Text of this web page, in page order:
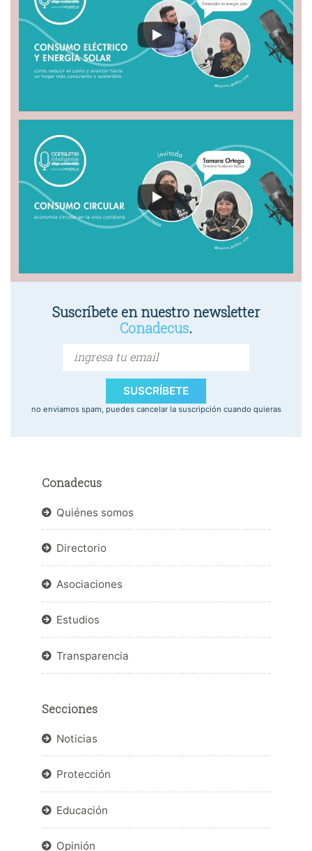
Suscríbete en nuestro newsletter
Conadecus.
SUSCRÍBETE
no enviamos spam, puedes cancelar la suscripción cuando quieras
Conadecus
Quiénes somos
Directorio
Asociaciones
Estudios
Transparencia
Secciones
Noticias
Protección
Educación
Opinión